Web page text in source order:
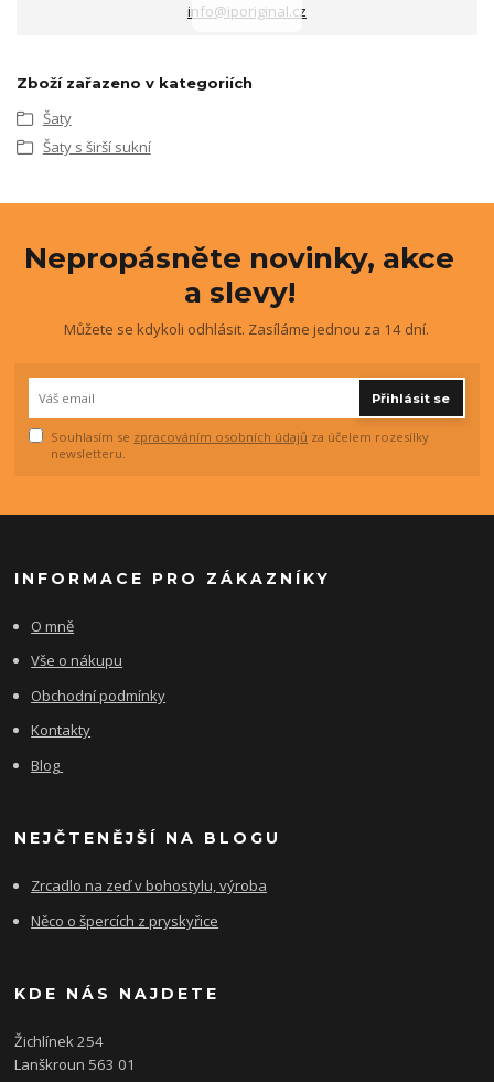
info@iporiginal.cz
Zboží zařazeno v kategoriích
Šaty
Šaty s širší sukní
Nepropásněte novinky, akce
a slevy!
Můžete se kdykoli odhlásit. Zasíláme jednou za 14 dní.
Přihlásit se
Souhlasím se zpracováním osobních údajů za účelem rozesílky
newsletteru.
INFORMACE PRO ZÁKAZNÍKY
O mně
Vše o nákupu
Obchodní podmínky
Kontakty
Blog
NEJČTENĚJŠÍ NA BLOGU
Zrcadlo na zeď v bohostylu, výroba
Něco o špercích z pryskyřice
KDE NÁS NAJDETE
Žichlínek 254
Lanškroun 563 01